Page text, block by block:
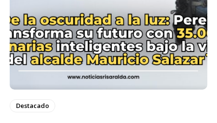
Destacado